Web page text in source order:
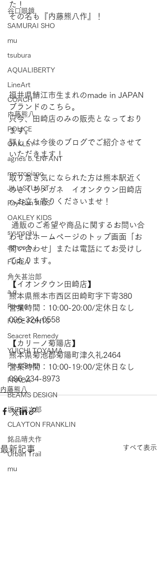
谷口眼鏡
SAMURAI SHO
mu
tsubura
AQUALIBERTY
LineArt
COACH
内藤熊八
POLICE
OAKLEY
agnes b. ENFANT
mezzopiano
JILL STUART
Ray-Ban KIDS
OAKLEY KIDS
syunsoku
agnes b.
FURLA
角矢甚治郎
a.q.
Reego
FACE FONTS
Seacret Remedy
YUICHI TOYAMA.
Paul Smith
PRADA
BEAMS DESIGN
坂田銀次郎
CLAYTON FRANKLIN
銘品晴夫作
Urban Trail
mu
た！
その名も『内藤熊八作』！
福井県鯖江市生まれのmade in JAPAN
ブランドのこちら。
只今、田崎店のみの販売となっており
ます。
詳しくは今後のブログでご紹介させて
いただきます！
取り急ぎ気になられた方は熊本駅近く
のきくちメガネ　イオンタウン田崎店
へお立ち寄りくださいませ！
わせはホームページのトップ画面「お
問い合わせ」または電話にてお受けし
ております。
【​イオンタウン田崎店】
熊本県熊本市西区田崎町字下寄380
営業時間：10:00-20:00/定休日なし
096-324-0558
【​カリーノ菊陽店】
熊本県菊池郡菊陽町津久礼2464
営業時間：10:00-19:00/定休日なし
096-234-8973
内藤熊八
最新記事 すべて表示